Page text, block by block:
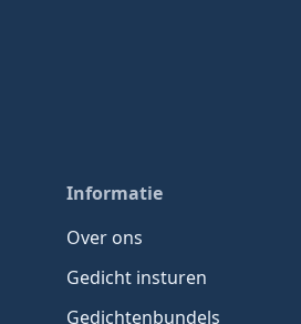
Informatie
Over ons
Gedicht insturen
Gedichtenbundels